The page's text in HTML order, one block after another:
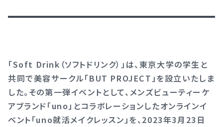
「Soft Drink（ソフトドリンク）」は、東京大学の学生と
共同で美容サークル「BUT PROJECT」を設立いたしま
した。その第一弾イベントとして、メンズビューティーケ
アブランド「uno」とコラボレーションしたオンラインイ
ベント「uno就活メイクレッスン」を、2023年3月23日